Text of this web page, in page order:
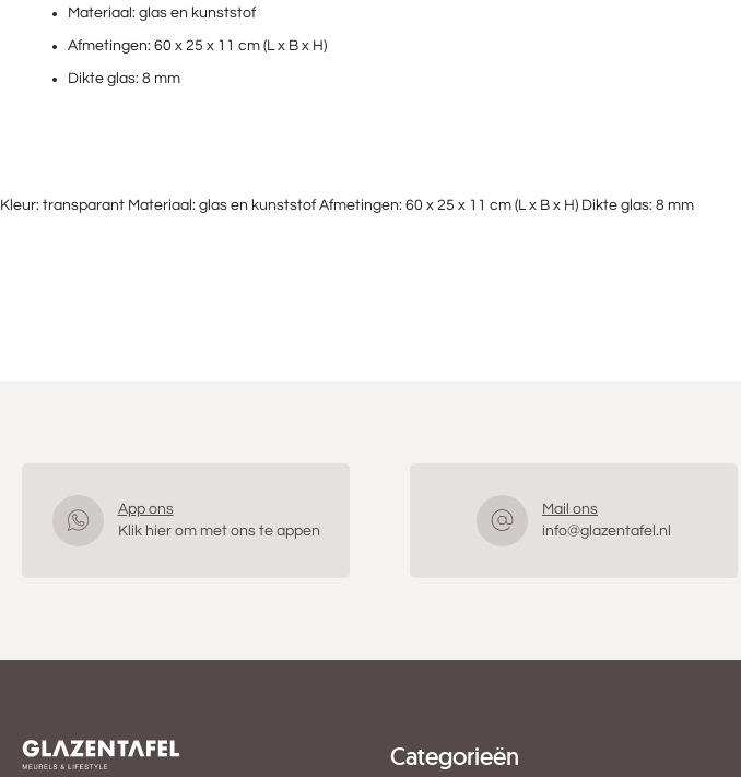
Materiaal: glas en kunststof
Afmetingen: 60 x 25 x 11 cm (L x B x H)
Dikte glas: 8 mm
Kleur: transparant Materiaal: glas en kunststof Afmetingen: 60 x 25 x 11 cm (L x B x H) Dikte glas: 8 mm
App ons
Klik hier om met ons te appen
Mail ons
info@glazentafel.nl
Categorieën